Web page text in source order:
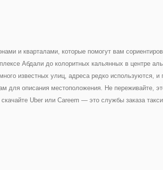
и кварталами, которые помогут вам
Абдали до колоритных кальянных в центре
известных улиц, адреса редко используются,
для описания местоположения. Не переживайте,
Uber или Careem — это службы заказа